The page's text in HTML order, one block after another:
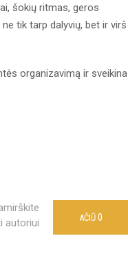
šokių ritmas, geros
tik tarp dalyvių, bet ir virš
organizavimą ir sveikina
autoriui
AČIŪ 0